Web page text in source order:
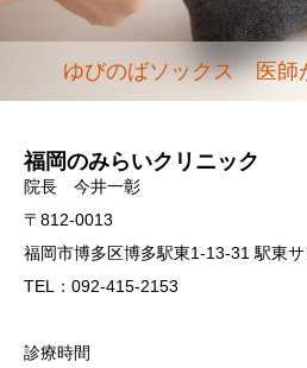
ゆびのばソックス 医師
福岡のみらいクリニック
院長 今井一彰
〒812-0013
福岡市博多区博多駅東1-13-31 駅東
TEL：092-415-2153
診療時間